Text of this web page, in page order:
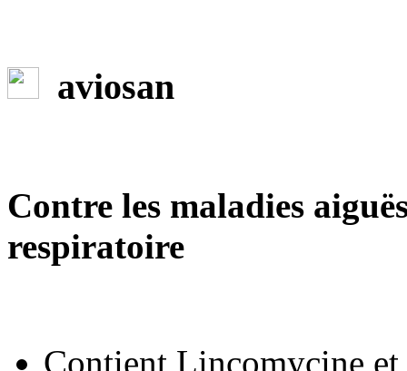
aviosan
Contre les maladies
respiratoire
Contient Lincomycine